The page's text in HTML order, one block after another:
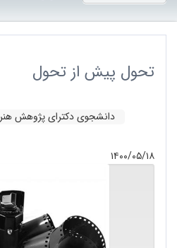
تحول پیش از تحول
دانشجوی دکترای پژوهش هنر
۱۴۰۰/۰۵/۱۸